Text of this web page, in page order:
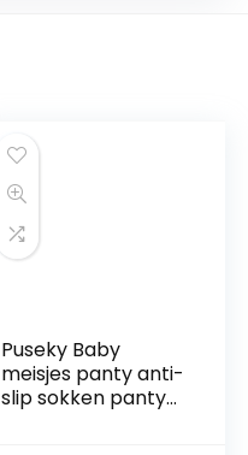
Puseky Baby
meisjes panty anti-
slip sokken panty